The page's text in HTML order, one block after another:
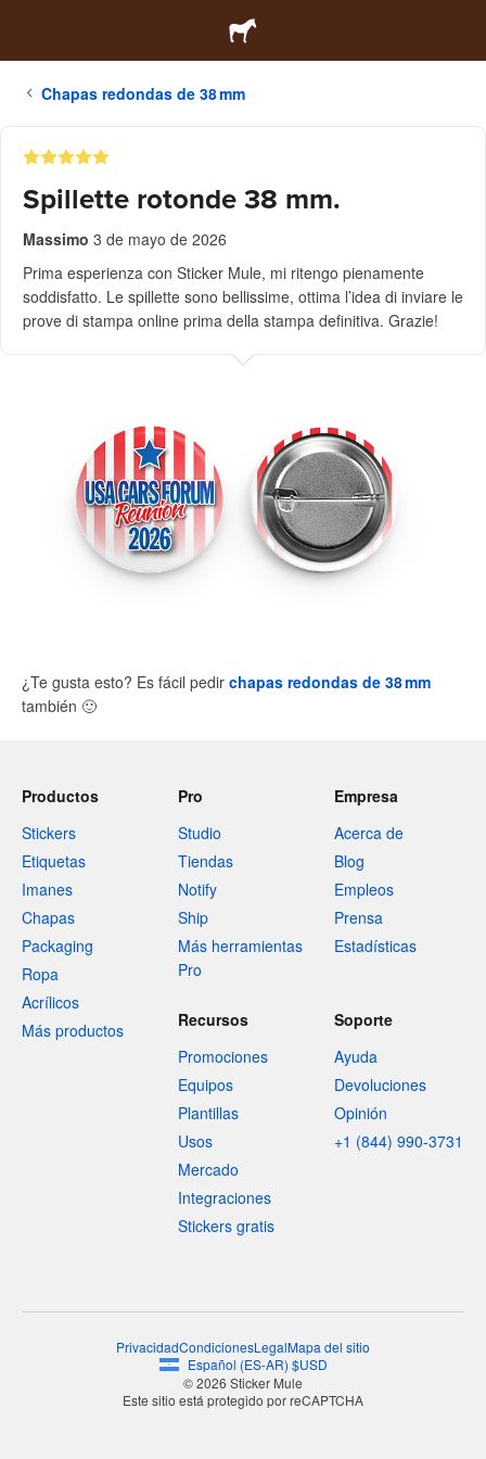
Chapas redondas de 38 mm
Spillette rotonde 38 mm.
Massimo 3 de mayo de 2026
Prima esperienza con Sticker Mule, mi ritengo pienamente
soddisfatto. Le spillette sono bellissime, ottima l’idea di inviare le
prove di stampa online prima della stampa definitiva. Grazie!
¿Te gusta esto? Es fácil pedir chapas redondas de 38 mm
también 🙂
Productos
Stickers
Etiquetas
Imanes
Chapas
Packaging
Ropa
Acrílicos
Más productos
Pro
Studio
Tiendas
Notify
Ship
Más herramientas
Pro
Empresa
Acerca de
Blog
Empleos
Prensa
Estadísticas
Recursos
Promociones
Equipos
Plantillas
Usos
Mercado
Integraciones
Stickers gratis
Soporte
Ayuda
Devoluciones
Opinión
+1 (844) 990-3731
PrivacidadCondicionesLegalMapa del sitio
Español (ES-AR) $USD
© 2026 Sticker Mule
Este sitio está protegido por reCAPTCHA